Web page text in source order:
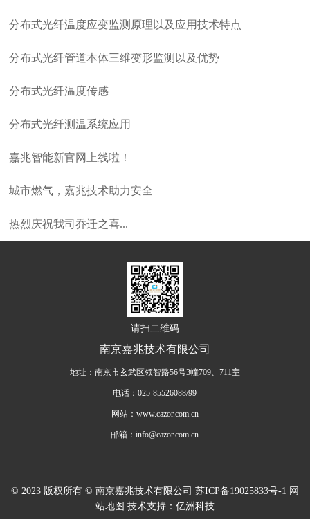
分布式光纤温度应变监测原理以及应用技术特点
分布式光纤管道本体三维变形监测以及优势
分布式光纤温度传感
分布式光纤测温系统应用
嘉兆智能新官网上线啦！
城市燃气，嘉兆技术助力安全
热烈庆祝我司乔迁之喜...
请扫二维码
南京嘉兆技术有限公司
地址：南京市玄武区领智路56号3幢709、711室
电话：025-85526088/99
网站：www.cazor.com.cn
邮箱：info@cazor.com.cn
© 2023 版权所有 © 南京嘉兆技术有限公司 苏ICP备19025833号-1 网
站地图 技术支持：亿洲科技